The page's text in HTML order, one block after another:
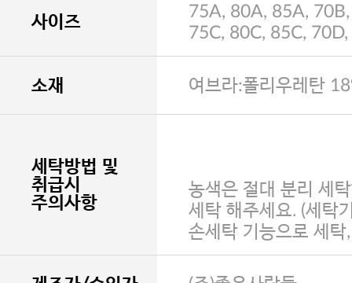
사이즈
75A, 80A, 85A,
75C, 80C, 85C,
소재 여브라:폴리우레탄
세탁방법 및
취급시
주의사항
농색은 절대 분리 세
세탁 해주세요. (세탁
손세탁 기능으로 세탁